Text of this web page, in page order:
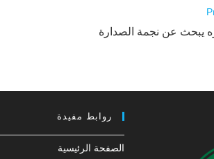
يبحث عن نجمة الصدارة
روابط مفيدة
الصفحة الرئيسية